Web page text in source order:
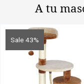
para
gatos
Alimento
complementario
A tu
Sale 43%